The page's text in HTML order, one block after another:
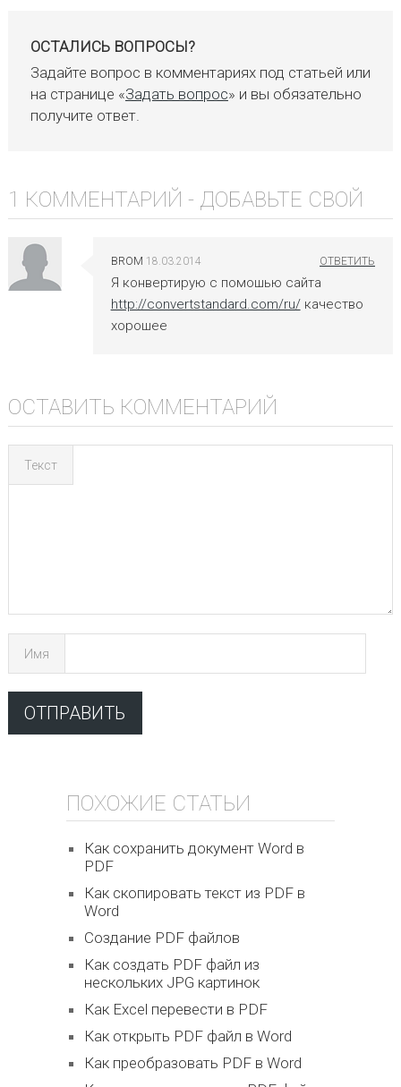
ОСТАЛИСЬ ВОПРОСЫ?
Задайте вопрос в комментариях под статьей или
на странице «Задать вопрос» и вы обязательно
получите ответ.
1 КОММЕНТАРИЙ - ДОБАВЬТЕ СВОЙ
BROM 18.03.2014
Я конвертирую с помошью сайта
http://convertstandard.com/ru/качество
хорошее
ОСТАВИТЬ КОММЕНТАРИЙ
Текст
Имя
ПОХОЖИЕ СТАТЬИ
Как сохранить документ Word в
PDF
Как скопировать текст из PDF в
Word
Создание PDF файлов
Как создать PDF файл из
нескольких JPG картинок
Как Excel перевести в PDF
Как открыть PDF файл в Word
Как преобразовать PDF в Word